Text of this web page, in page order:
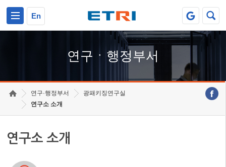
En
연구ㆍ행정부서
연구·행정부서
광패키징연구실
연구소 소개
연구소 소개